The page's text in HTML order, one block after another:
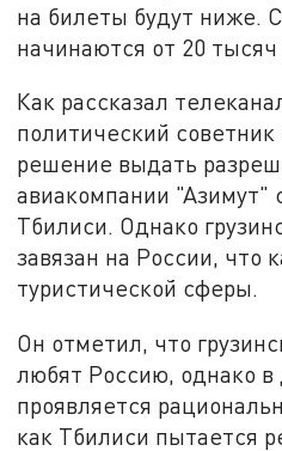
на билеты будут ниже.
начинаются от 20 тысяч
Как рассказал
политический
решение выдать
авиакомпании "Азимут"
Тбилиси. Однако
завязан на России, что
туристической сферы.
Он отметил, что
любят Россию, однако в
проявляется
как Тбилиси пытается